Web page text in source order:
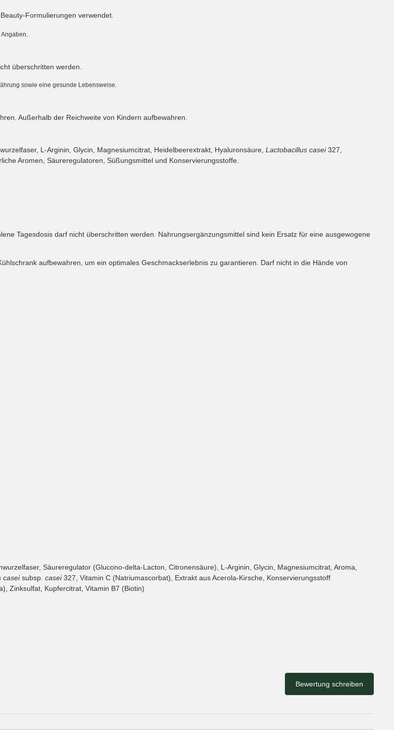
Formulierungen verwendet.
überschritten werden.
sowie eine gesunde Lebensweise.
Außerhalb der Reichweite von Kindern aufbewahren.
L-Arginin, Glycin, Magnesiumcitrat, Heidelbeerextrakt, Hyaluronsäure, Lactobacillus casei327,
Aromen, Säureregulatoren, Süßungsmittel und Konservierungsstoffe.
Tagesdosis darf nicht überschritten werden. Nahrungsergänzungsmittel sind kein Ersatz für eine ausgewogene
aufbewahren, um ein optimales Geschmackserlebnis zu garantieren. Darf nicht in die Hände von
Säureregulator (Glucono-delta-Lacton, Citronensäure), L-Arginin, Glycin, Magnesiumcitrat, Aroma,
caseisubsp. casei327, Vitamin C (Natriumascorbat), Extrakt aus Acerola-Kirsche, Konservierungsstoff
Zinksulfat, Kupfercitrat, Vitamin B7 (Biotin)
Bewertung schreiben